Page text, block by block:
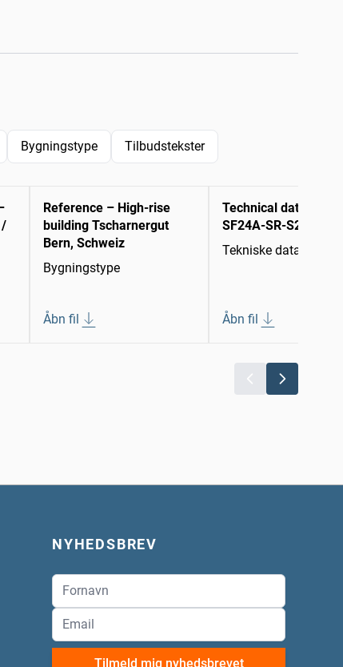
Bygningstype Tilbudstekster
/
Reference – High-rise
building Tscharnergut
Bern, Schweiz
Bygningstype
Åbn fil
Technical data
SF24A-SR-S2
Tekniske datablade
Åbn fil
NYHEDSBREV
Tilmeld mig nyhedsbrevet